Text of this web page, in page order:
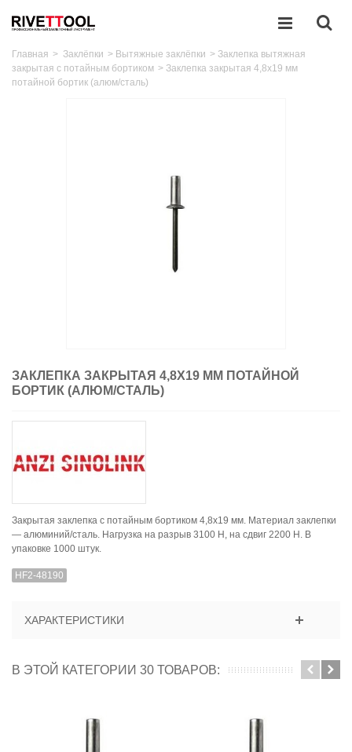
Главная > Заклёпки > Вытяжные заклёпки > Заклепка вытяжная
закрытая с потайным бортиком > Заклепка закрытая 4,8x19 мм
потайной бортик (алюм/сталь)
ЗАКЛЕПКА ЗАКРЫТАЯ 4,8X19 ММ ПОТАЙНОЙ
БОРТИК (АЛЮМ/СТАЛЬ)
Закрытая заклепка с потайным бортиком 4,8x19 мм. Материал заклепки
— алюминий/сталь. Нагрузка на разрыв 3100 H, на сдвиг 2200 Н. В
упаковке 1000 штук.
HF2-48190
ХАРАКТЕРИСТИКИ
В ЭТОЙ КАТЕГОРИИ 30 ТОВАРОВ: